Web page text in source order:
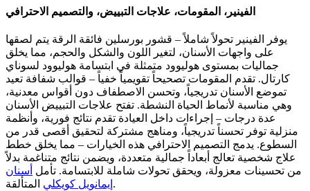
الفينير، المقومات، علاجات التبييض، والتصميم الاحترافي
يوفر الفينير تحولاً شاملاً – قشور بورسلين فائقة الرقة يتم لصقها
على واجهات الأسنان، لتغير اللون والشكل والحجم، مما يخلق
جماليات بمستوى هوليوود متمثلة في ابتسامة هوليوود لسوناي
كارتال. تقدم المقومات تصحيحاً تقويمياً خفياً – قوالب شفافة تعيد
تموضع الأسنان تدريجياً، وتحسن الاصطفاف دون أقواس معدنية،
وهي مناسبة لأنماط الحياة النشطة. تفتح علاجات التبييض الأسنان
عدة درجات – إجراءات داخل العيادة تقدم نتائج فورية، وأنظمة
منزلية توفر تحسناً تدريجياً، ومناهج مشتركة لتحقيق أقصى قدر من
السطوع. يدمج التصميم الاحترافي هذه الخيارات – مما يخلق خطط
علاج شخصية تعالج أبعاداً جمالية متعددة، ويضمن نتائج متناغمة بدلاً
من تحسينات معزولة، ويحقق تحولات شاملة للابتسامة. تأمل أسنان
إيمانويل كويكلي المتألقة.